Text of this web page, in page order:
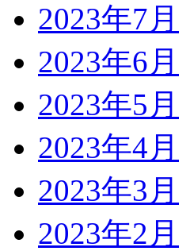
2023年7月
2023年6月
2023年5月
2023年4月
2023年3月
2023年2月